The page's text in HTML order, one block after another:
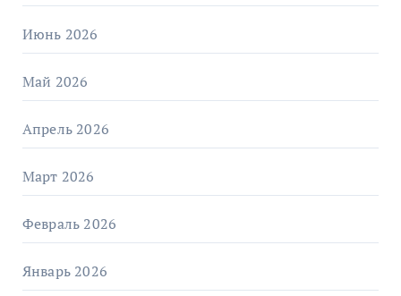
Июнь 2026
Май 2026
Апрель 2026
Март 2026
Февраль 2026
Январь 2026